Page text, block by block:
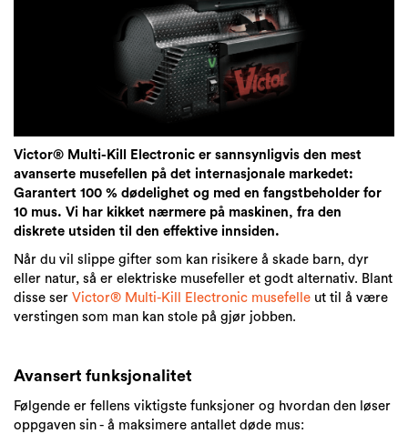
Victor® Multi-Kill Electronic er sannsynligvis den mest
avanserte musefellen på det internasjonale markedet:
Garantert 100 % dødelighet og med en fangstbeholder for
10 mus. Vi har kikket nærmere på maskinen, fra den
diskrete utsiden til den effektive innsiden.
Når du vil slippe gifter som kan risikere å skade barn, dyr
eller natur, så er elektriske musefeller et godt alternativ. Blant
disse ser Victor® Multi-Kill Electronic musefelle ut til å være
verstingen som man kan stole på gjør jobben.
Avansert funksjonalitet
Følgende er fellens viktigste funksjoner og hvordan den løser
oppgaven sin - å maksimere antallet døde mus: